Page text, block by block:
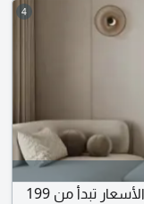
4
تصاميم داخليه وخارجيه (سكني - تجاري) لأي مساحة الأسعار تبدأ من 199